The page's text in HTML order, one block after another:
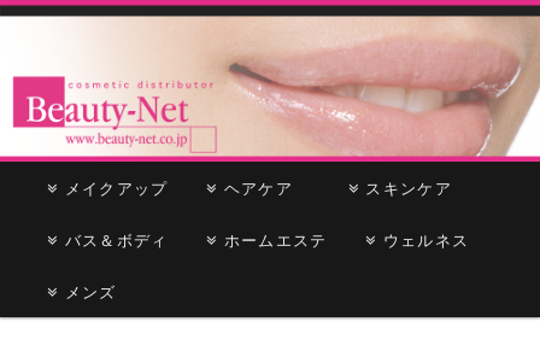
Beauty-Net
cosmetic distributor
ー
メ
イ
ン
サ
ブ
コ
メイクアップ ヘアケア スキンケア
バス＆ボディ ホームエステ ウェルネス
メンズ